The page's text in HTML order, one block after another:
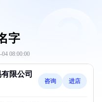
字
04 08:00:00
限公司
咨询 进店